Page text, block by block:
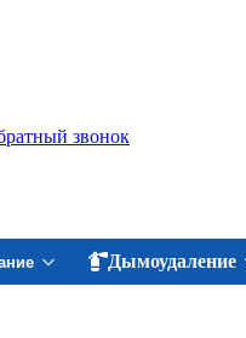
звонок
Дымоудаление